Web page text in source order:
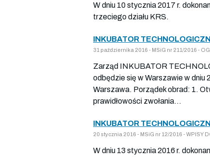
W dniu 10 stycznia 2017 r.
trzeciego działu KRS.
INKUBATOR
31 października 2016 - MSiG nr 211/2016 -
Zarząd INKUBATOR
odbędzie się w Warszawie w dniu
Warszawa. Porządek obrad: 1.
prawidłowości zwołania...
INKUBATOR
20 stycznia 2016 - MSiG nr 12/2016 - WPISY
W dniu 13 stycznia 2016 r.